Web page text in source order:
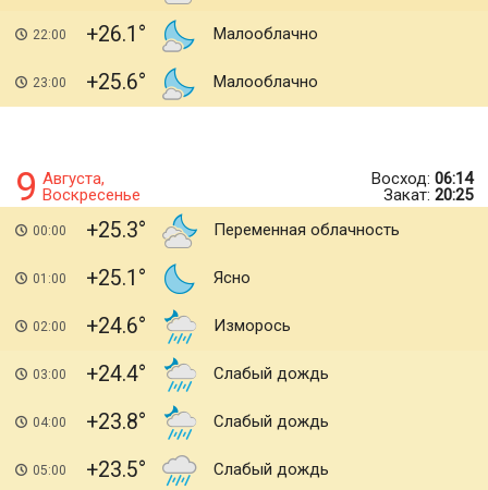
22:00 +26.1 Малооблачно
23:00 +25.6 Малооблачно
9 Августа,
Воскресенье
Восход: 06:14
Закат: 20:25
00:00 +25.3 Переменная облачность
01:00 +25.1 Ясно
02:00 +24.6 Изморось
03:00 +24.4 Слабый дождь
04:00 +23.8 Слабый дождь
05:00 +23.5 Слабый дождь